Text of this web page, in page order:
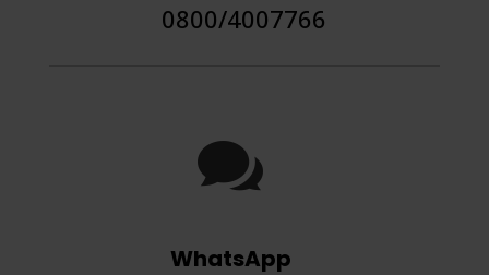
0800/4007766

WhatsApp